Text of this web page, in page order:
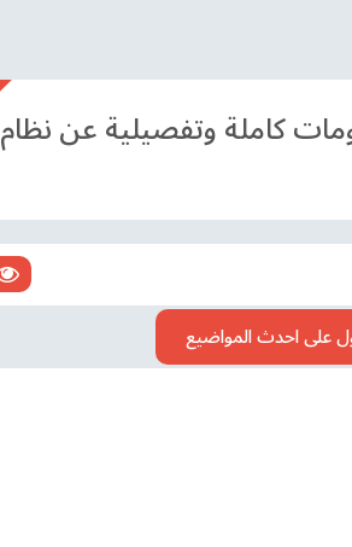
عن نظام التشغيل ويندوز 11 معلومات كاملة وتفصيلية عن نظام
على احدث المواضيع